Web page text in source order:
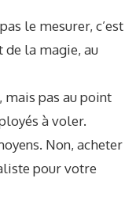
le mesurer, c’est
de la magie, au
mais pas au point
à voler.
Non, acheter
pour votre